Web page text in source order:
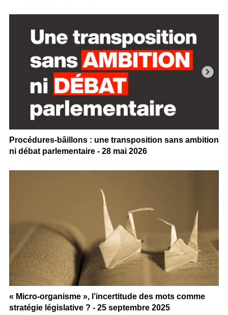
Procédures-bâillons : une transposition sans ambition
ni débat parlementaire - 28 mai 2026
« Micro-organisme », l’incertitude des mots comme
stratégie législative ? - 25 septembre 2025